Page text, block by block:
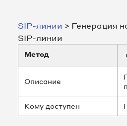
SIP-линии > Генерация
SIP-линии
Метод
Описание
Кому доступен